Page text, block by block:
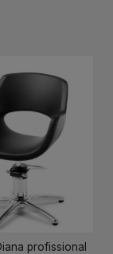
profissional